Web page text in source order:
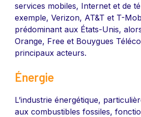
services mobiles, Internet et de
exemple, Verizon, AT&T et T-
prédominant aux États-Unis,
Orange, Free et Bouygues
principaux acteurs.
Énergie
L’industrie énergétique,
aux combustibles fossiles,